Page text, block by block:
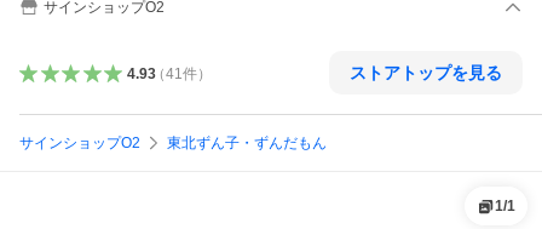
サインショップO2
4.93（41件） ストアトップを見る
サインショップO2 東北ずん子・ずんだもん
1/1